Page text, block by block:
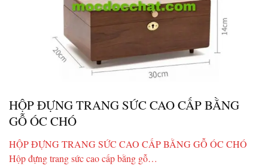
HỘP ĐỰNG TRANG SỨC CAO CẤP BẰNG
GỖ ÓC CHÓ
HỘP ĐỰNG TRANG SỨC CAO CẤP BẰNG GỖ ÓC CHÓ
Hộp đựng trang sức cao cấp bằng gỗ…